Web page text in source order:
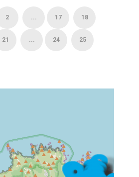
2 ... 17 18
21 ... 24 25